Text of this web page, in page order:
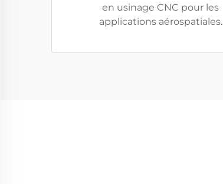
en usinage CNC pour les
applications aérospatiales.